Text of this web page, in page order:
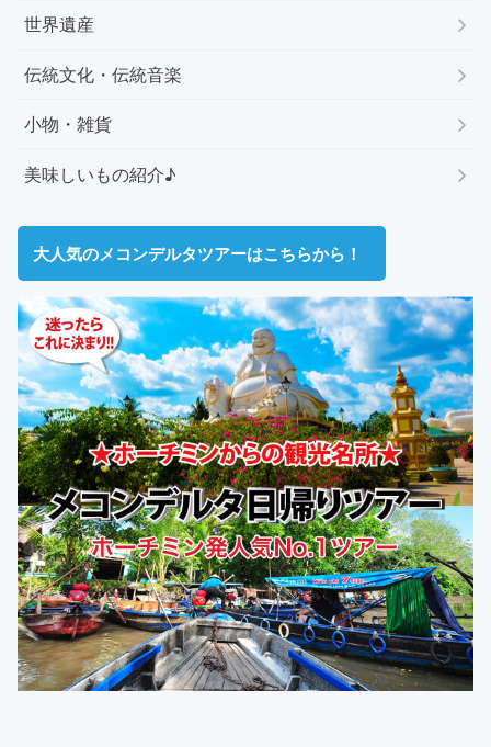
世界遺産
伝統文化・伝統音楽
小物・雑貨
美味しいもの紹介♪
大人気のメコンデルタツアーはこちらから！